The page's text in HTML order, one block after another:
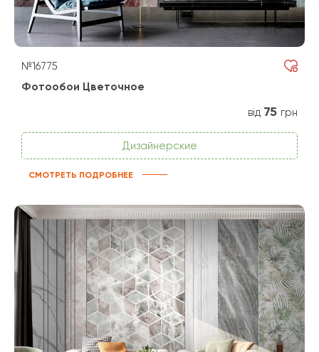
№16775
Фотообои Цветочное
від 75 грн
Дизайнерские
СМОТРЕТЬ ПОДРОБНЕЕ